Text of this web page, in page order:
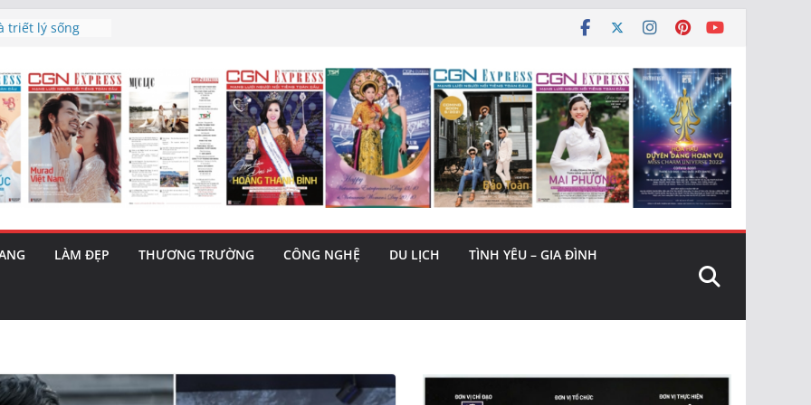
phiên tăng
– 1 Cơ hội
cùng MTH
8): Bật tăng
LÀM ĐẸP THƯƠNG TRƯỜNG CÔNG NGHỆ DU LỊCH TÌNH YÊU – GIA ĐÌNH